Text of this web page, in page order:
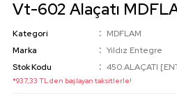
Vt-602 Alaçatı
Kategori
MDFLAM
Marka
Yıldız Entegre
Stok Kodu
450.ALAÇATI
*937,33 TL den başlayan taksitlerle!